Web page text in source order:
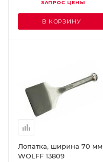
ЗАПРОС ЦЕНЫ
В КОРЗИНУ
Лопатка, ширина 70 мм
WOLFF 13809